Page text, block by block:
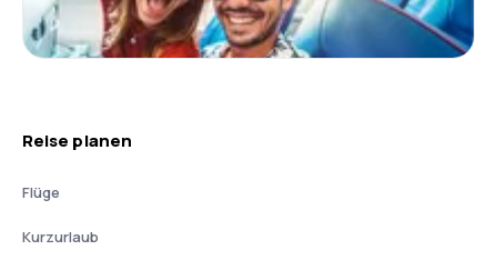
Reise planen
Flüge
Kurzurlaub